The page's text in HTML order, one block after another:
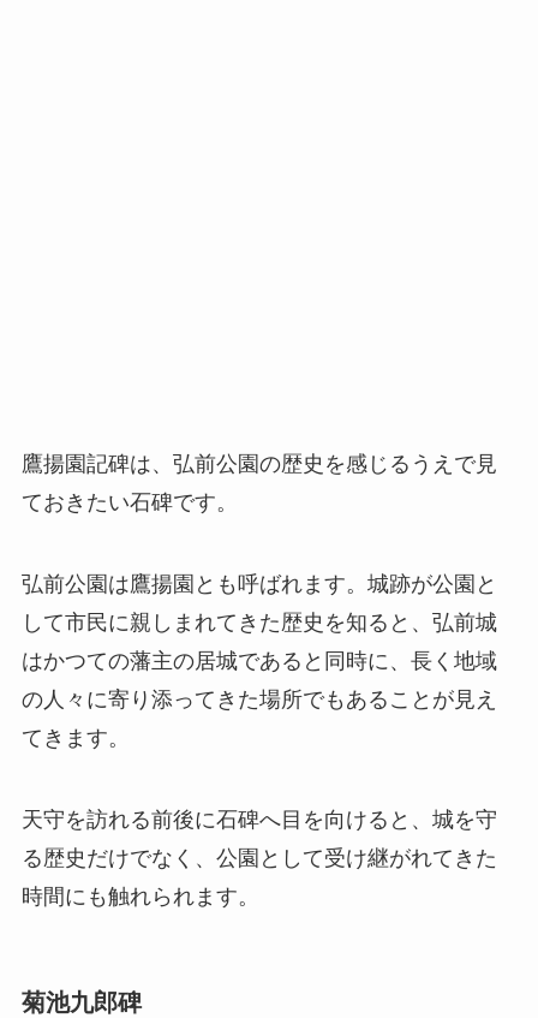
鷹揚園記碑は、弘前公園の歴史を感じるうえで見
ておきたい石碑です。
弘前公園は鷹揚園とも呼ばれます。城跡が公園と
して市民に親しまれてきた歴史を知ると、弘前城
はかつての藩主の居城であると同時に、長く地域
の人々に寄り添ってきた場所でもあることが見え
てきます。
天守を訪れる前後に石碑へ目を向けると、城を守
る歴史だけでなく、公園として受け継がれてきた
時間にも触れられます。
菊池九郎碑